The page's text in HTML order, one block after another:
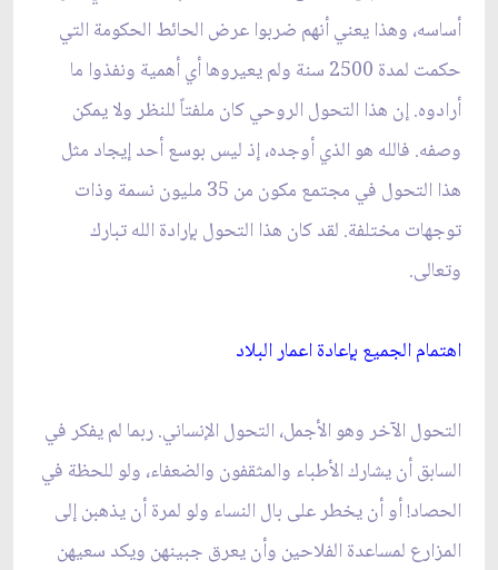
أساسه، وهذا يعني أنهم ضربوا عرض الحائط الحكومة التي
حكمت لمدة 2500 سنة ولم يعيروها أي أهمية ونفذوا ما
أرادوه. إن هذا التحول الروحي كان ملفتاً للنظر ولا يمكن
وصفه. فالله هو الذي أوجده، إذ ليس بوسع أحد إيجاد مثل
هذا التحول في مجتمع مكون من 35 مليون نسمة وذات
توجهات مختلفة. لقد كان هذا التحول بإرادة الله تبارك
وتعالى.
اهتمام الجميع بإعادة اعمار البلاد
التحول الآخر وهو الأجمل، التحول الإنساني. ربما لم يفكر في
السابق أن يشارك الأطباء والمثقفون والضعفاء، ولو للحظة في
الحصاد! أو أن يخطر على بال النساء ولو لمرة أن يذهبن إلى
المزارع لمساعدة الفلاحين وأن يعرق جبينهن ويكد سعيهن